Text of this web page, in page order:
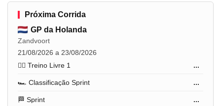
Próxima Corrida
GP da Holanda
Zandvoort
21/08/2026 a 23/08/2026
🏋️‍♂️ Treino Livre 1
...
🏎️ Classificação Sprint ...
🏁 Sprint ...